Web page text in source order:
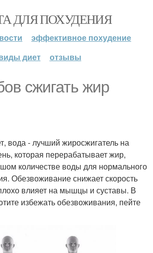
ДЛЯ ПОХУДЕНИЯ
эффективное похудение
диет
отзывы
сжигать жир
вода - лучший жиросжигатель на
которая перерабатывает жир,
количестве воды для нормального
Обезвоживание снижает скорость
влияет на мышцы и суставы. В
избежать обезвоживания, пейте